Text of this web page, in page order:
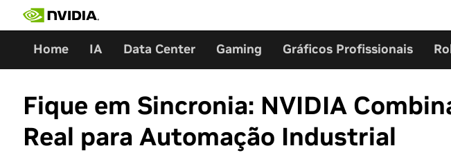
Home IA Data Center Gaming Gráficos Profissionais
Fique em Sincronia: NVIDIA
Real para Automação Industrial